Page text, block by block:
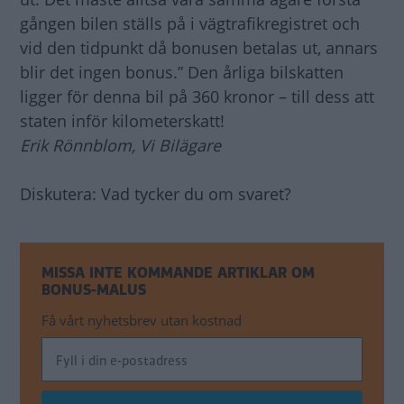
gången bilen ställs på i vägtrafikregistret och
vid den tidpunkt då bonusen betalas ut, annars
blir det ingen bonus.” Den årliga bilskatten
ligger för denna bil på 360 kronor – till dess att
staten inför kilometerskatt!
Erik Rönnblom, Vi Bilägare
Diskutera: Vad tycker du om svaret?
MISSA INTE KOMMANDE ARTIKLAR OM
BONUS-MALUS
Få vårt nyhetsbrev utan kostnad